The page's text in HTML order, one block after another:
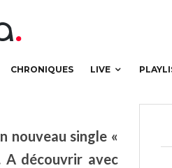
CHRONIQUES LIVE
nouveau single «
A découvrir avec